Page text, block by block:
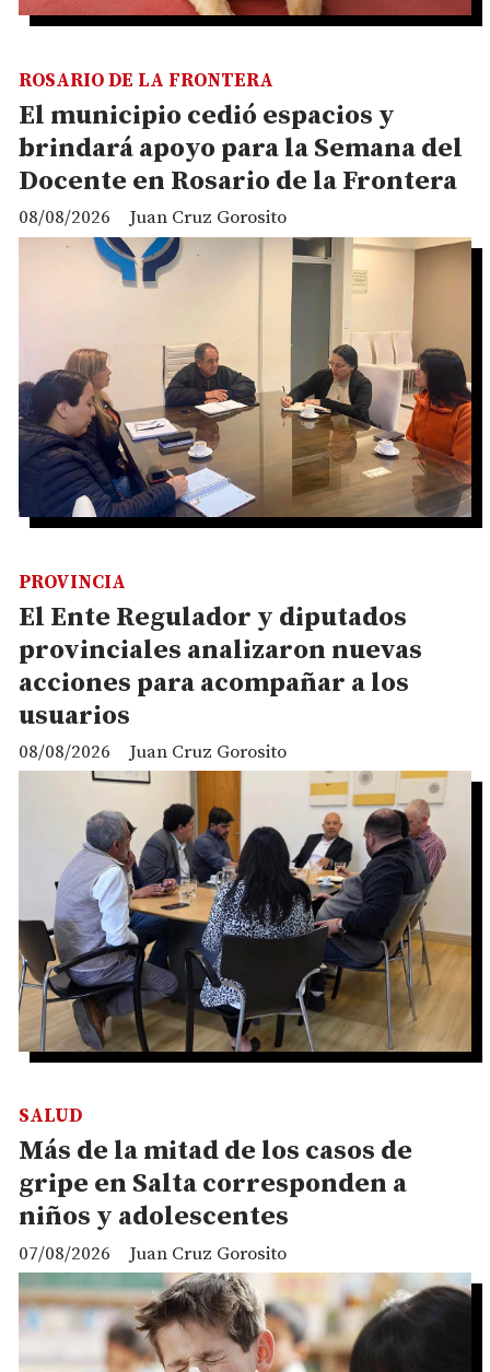
El municipio cedió espacios y
brindará apoyo para la Semana del
Docente en Rosario de la Frontera
Juan Cruz Gorosito
ROSARIO DE LA FRONTERA
08/08/2026
El Ente Regulador y diputados
provinciales analizaron nuevas
acciones para acompañar a los
usuarios
Juan Cruz Gorosito
PROVINCIA
08/08/2026
Más de la mitad de los casos de
gripe en Salta corresponden a
niños y adolescentes
Juan Cruz Gorosito
SALUD
07/08/2026